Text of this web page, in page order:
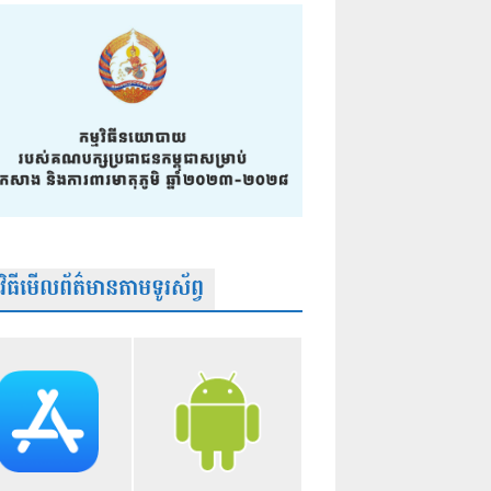
ធីមើលព័ត៌មានតាមទូរស័ព្វ